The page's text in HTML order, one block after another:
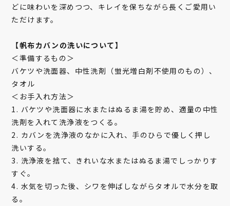
どに味わいを深めつつ、キレイを保ちながら長くご愛用い
ただけます。
【帆布カバンの洗いについて】
＜準備するもの＞
バケツや洗面器、中性洗剤（蛍光増白剤不使用のもの）、
タオル
＜お手入れ方法＞
1. バケツや洗面器に水またはぬるま湯を貯め、適量の中性
洗剤を入れて洗浄液をつくる。
2. カバンを洗浄液のなかに入れ、手のひらで優しく押し
洗いする。
3. 洗浄液を捨て、きれいな水またはぬるま湯でしっかりす
すぐ。
4. 水気を切った後、シワを伸ばしながらタオルで水分を取
る。